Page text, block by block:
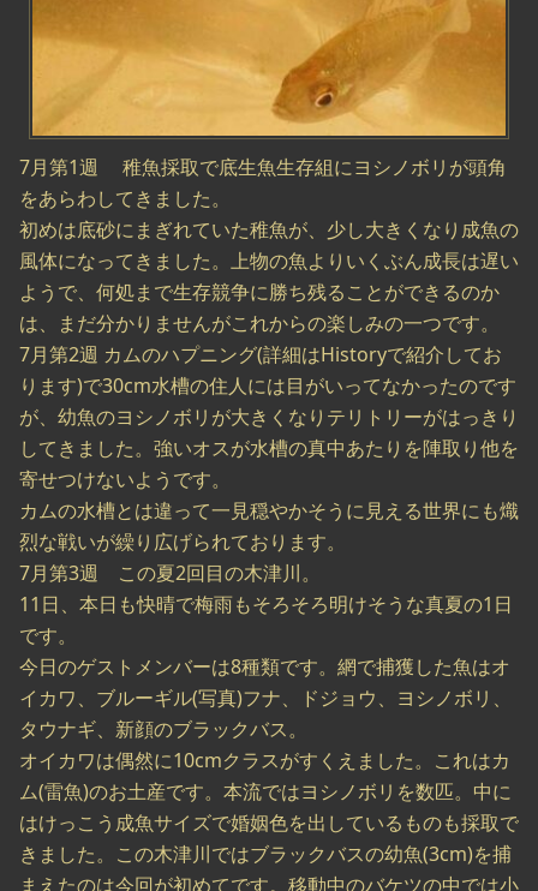
7月第1週 稚魚採取で底生魚生存組にヨシノボリが頭角
をあらわしてきました。
初めは底砂にまぎれていた稚魚が、少し大きくなり成魚の
風体になってきました。上物の魚よりいくぶん成長は遅い
ようで、何処まで生存競争に勝ち残ることができるのか
は、まだ分かりませんがこれからの楽しみの一つです。
7月第2週 カムのハプニング(詳細はHistoryで紹介してお
ります)で30cm水槽の住人には目がいってなかったのです
が、幼魚のヨシノボリが大きくなりテリトリーがはっきり
してきました。強いオスが水槽の真中あたりを陣取り他を
寄せつけないようです。
カムの水槽とは違って一見穏やかそうに見える世界にも熾
烈な戦いが繰り広げられております。
7月第3週 この夏2回目の木津川。
11日、本日も快晴で梅雨もそろそろ明けそうな真夏の1日
です。
今日のゲストメンバーは8種類です。網で捕獲した魚はオ
イカワ、ブルーギル(写真)フナ、ドジョウ、ヨシノボリ、
タウナギ、新顔のブラックバス。
オイカワは偶然に10cmクラスがすくえました。これはカ
ム(雷魚)のお土産です。本流ではヨシノボリを数匹。中に
はけっこう成魚サイズで婚姻色を出しているものも採取で
きました。この木津川ではブラックバスの幼魚(3cm)を捕
まえたのは今回が初めてです。移動中のバケツの中では小